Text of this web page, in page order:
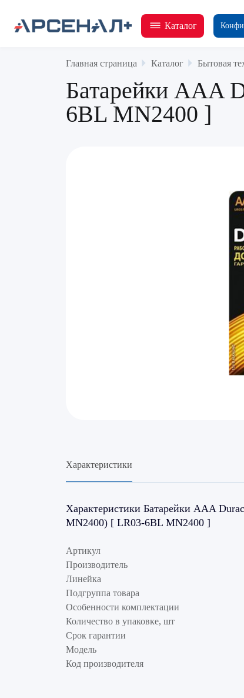
Каталог
Главная страница Каталог Бытовая
Батарейки AAA
6BL MN2400 ]
Характеристики
Характеристики Батарейки AAA
MN2400) [ LR03-6BL MN2400 ]
Артикул
Производитель
Линейка
Подгруппа товара
Особенности комплектации
Количество в упаковке, шт
Срок гарантии
Модель
Код производителя